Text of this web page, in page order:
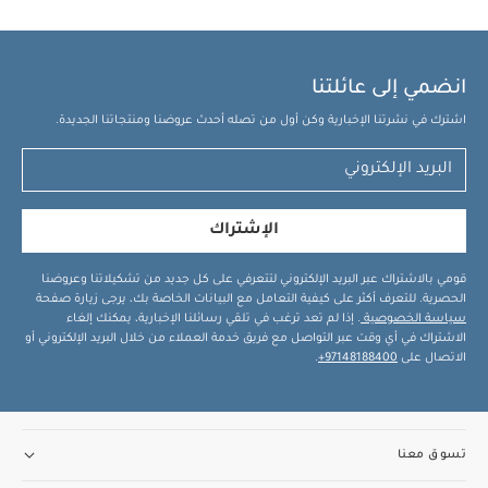
انضمي إلى عائلتنا
اشترك في نشرتنا الإخبارية وكن أول من تصله أحدث عروضنا ومنتجاتنا الجديدة.
الإشتراك
قومي بالاشتراك عبر البريد الإلكتروني لتتعرفي على كل جديد من تشكيلاتنا وعروضنا
الحصرية. للتعرف أكثر على كيفية التعامل مع البيانات الخاصة بك، يرجى زيارة صفحة
سياسة الخصوصية . إذا لم تعد ترغب في تلقي رسائلنا الإخبارية، يمكنك إلغاء
الاشتراك في أي وقت عبر التواصل مع فريق خدمة العملاء من خلال البريد الإلكتروني أو
الاتصال على 97148188400+
.
تسوق معنا